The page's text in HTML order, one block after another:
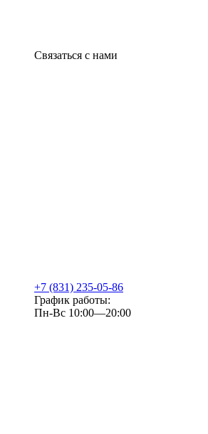
Связаться с нами
+7 (831) 235-05-86
График работы:
Пн-Вс 10:00—20:00